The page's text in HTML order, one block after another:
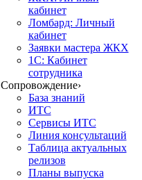
кабинет
Ломбард: Личный
кабинет
Заявки мастера ЖКХ
1С: Кабинет
сотрудника
Сопровождение›
База знаний
ИТС
Сервисы ИТС
Линия консультаций
Таблица актуальных
релизов
Планы выпуска